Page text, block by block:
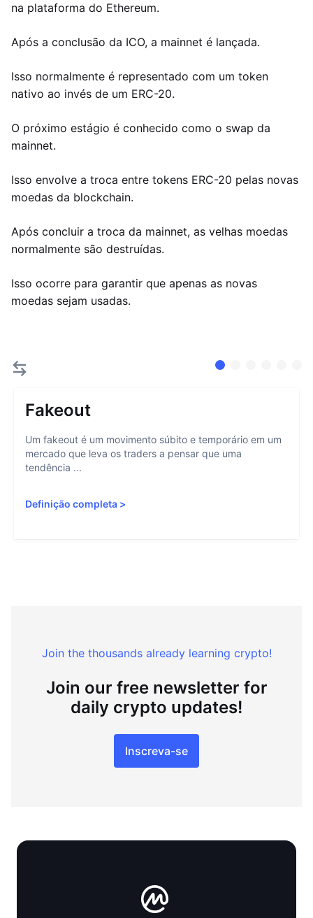
na plataforma do Ethereum.
Após a conclusão da ICO, a mainnet é lançada.
Isso normalmente é representado com um token
nativo ao invés de um ERC-20.
O próximo estágio é conhecido como o swap da
mainnet.
Isso envolve a troca entre tokens ERC-20 pelas novas
moedas da blockchain.
Após concluir a troca da mainnet, as velhas moedas
normalmente são destruídas.
Isso ocorre para garantir que apenas as novas
moedas sejam usadas.
Fakeout
Um fakeout é um movimento súbito e temporário em um
mercado que leva os traders a pensar que uma
tendência ...
Definição completa >
Join the thousands already learning crypto!
Join our free newsletter for
daily crypto updates!
Inscreva-se